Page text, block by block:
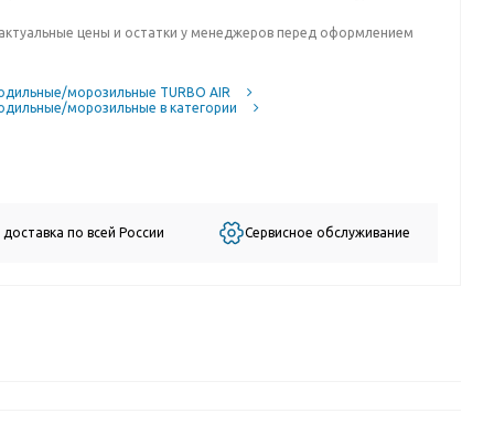
цены и остатки у менеджеров перед оформлением
морозильные TURBO AIR
морозильные в категории
по всей России Сервисное обслуживание